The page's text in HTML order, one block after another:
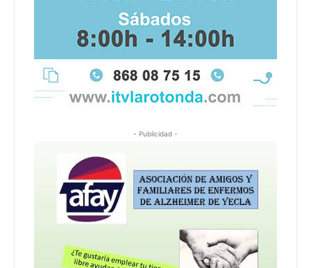
- Publicidad -